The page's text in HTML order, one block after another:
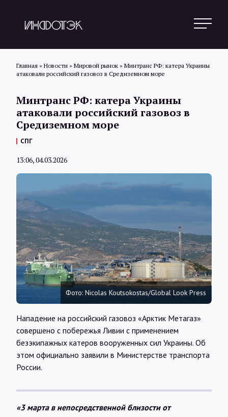
Новости
Обзоры
Интервью
Карты
О нас
@Infotek_Russia
Главная » Новости » Мировой рынок » Минтранс РФ: катера Украины
атаковали российский газовоз в Средиземном море
Минтранс РФ: катера Украины
атаковали российский газовоз в
Средиземном море
СПГ
13:06, 04.03.2026
Фото: Nicolas Koutsokostas/Global Look Press
Нападение на российский газовоз «Арктик Метагаз»
совершено с побережья Ливии с применением
безэкипажных катеров вооруженных сил Украины. Об
этом официально заявили в Министерстве транспорта
России.
«3 марта в непосредственной близости от